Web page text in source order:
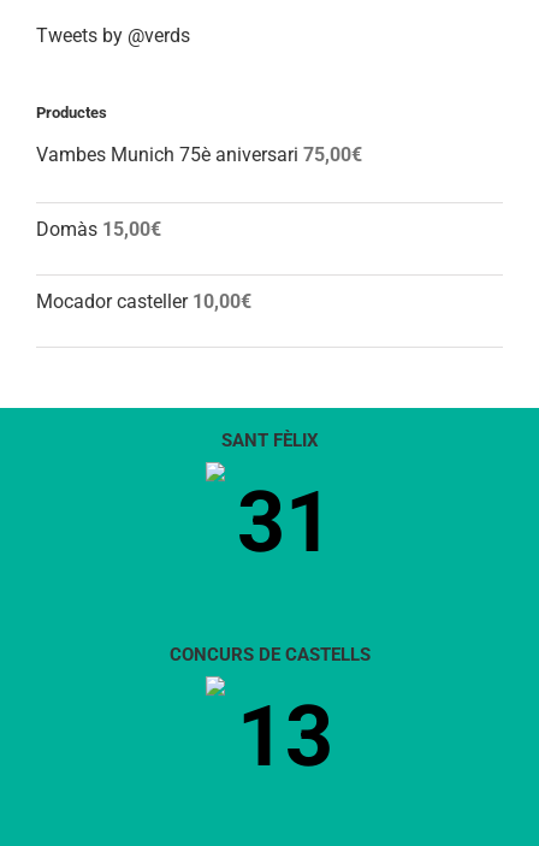
Tweets by @verds
Productes
Vambes Munich 75è aniversari 75,00€
Domàs 15,00€
Mocador casteller 10,00€
SANT FÈLIX
31
CONCURS DE CASTELLS
13